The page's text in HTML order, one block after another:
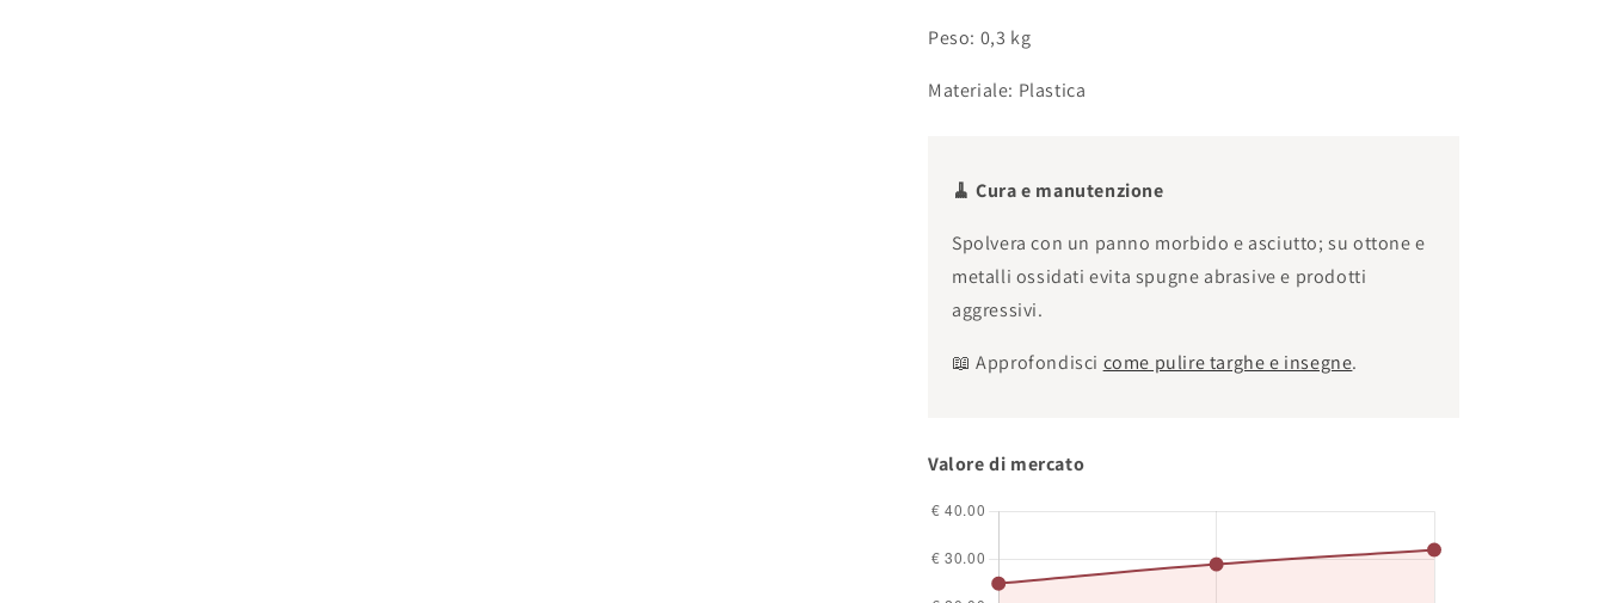
Peso: 0,3 kg
Materiale: Plastica
🧹 Cura e manutenzione
Spolvera con un panno morbido e asciutto; su ottone e
metalli ossidati evita spugne abrasive e prodotti
aggressivi.
📖 Approfondisci come pulire targhe e insegne.
Valore di mercato